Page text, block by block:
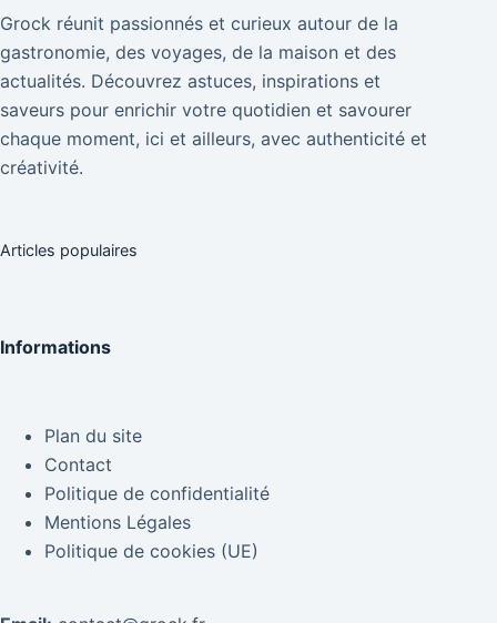
Grock réunit passionnés et curieux autour de la
gastronomie, des voyages, de la maison et des
actualités. Découvrez astuces, inspirations et
saveurs pour enrichir votre quotidien et savourer
chaque moment, ici et ailleurs, avec authenticité et
créativité.
Articles populaires
Informations
Plan du site
Contact
Politique de confidentialité
Mentions Légales
Politique de cookies (UE)